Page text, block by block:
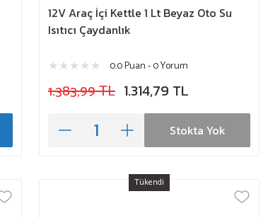
12V Araç İçi Kettle 1 Lt Beyaz Oto Su
Isıtıcı Çaydanlık
0.0 Puan - 0 Yorum
1.383,99 TL 1.314,79 TL
Stokta Yok
Tükendi